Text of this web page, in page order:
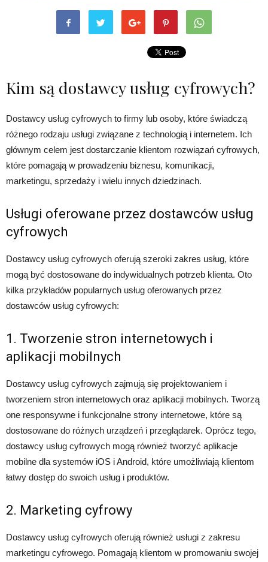
Kim są dostawcy usług cyfrowych?
Dostawcy usług cyfrowych to firmy lub osoby, które świadczą
różnego rodzaju usługi związane z technologią i internetem. Ich
głównym celem jest dostarczanie klientom rozwiązań cyfrowych,
które pomagają w prowadzeniu biznesu, komunikacji,
marketingu, sprzedaży i wielu innych dziedzinach.
Usługi oferowane przez dostawców usług
cyfrowych
Dostawcy usług cyfrowych oferują szeroki zakres usług, które
mogą być dostosowane do indywidualnych potrzeb klienta. Oto
kilka przykładów popularnych usług oferowanych przez
dostawców usług cyfrowych:
1. Tworzenie stron internetowych i
aplikacji mobilnych
Dostawcy usług cyfrowych zajmują się projektowaniem i
tworzeniem stron internetowych oraz aplikacji mobilnych. Tworzą
one responsywne i funkcjonalne strony internetowe, które są
dostosowane do różnych urządzeń i przeglądarek. Oprócz tego,
dostawcy usług cyfrowych mogą również tworzyć aplikacje
mobilne dla systemów iOS i Android, które umożliwiają klientom
łatwy dostęp do swoich usług i produktów.
2. Marketing cyfrowy
Dostawcy usług cyfrowych oferują również usługi z zakresu
marketingu cyfrowego. Pomagają klientom w promowaniu swojej